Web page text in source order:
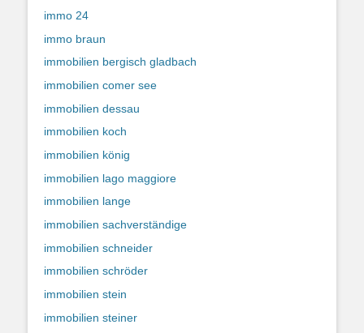
immo 24
immo braun
immobilien bergisch gladbach
immobilien comer see
immobilien dessau
immobilien koch
immobilien könig
immobilien lago maggiore
immobilien lange
immobilien sachverständige
immobilien schneider
immobilien schröder
immobilien stein
immobilien steiner